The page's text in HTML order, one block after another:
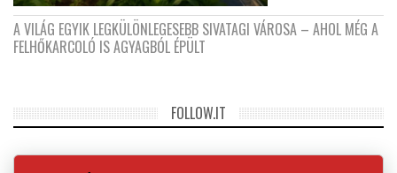
A VILÁG EGYIK LEGKÜLÖNLEGESEBB SIVATAGI VÁROSA – AHOL MÉG A
FELHŐKARCOLÓ IS AGYAGBÓL ÉPÜLT
FOLLOW.IT